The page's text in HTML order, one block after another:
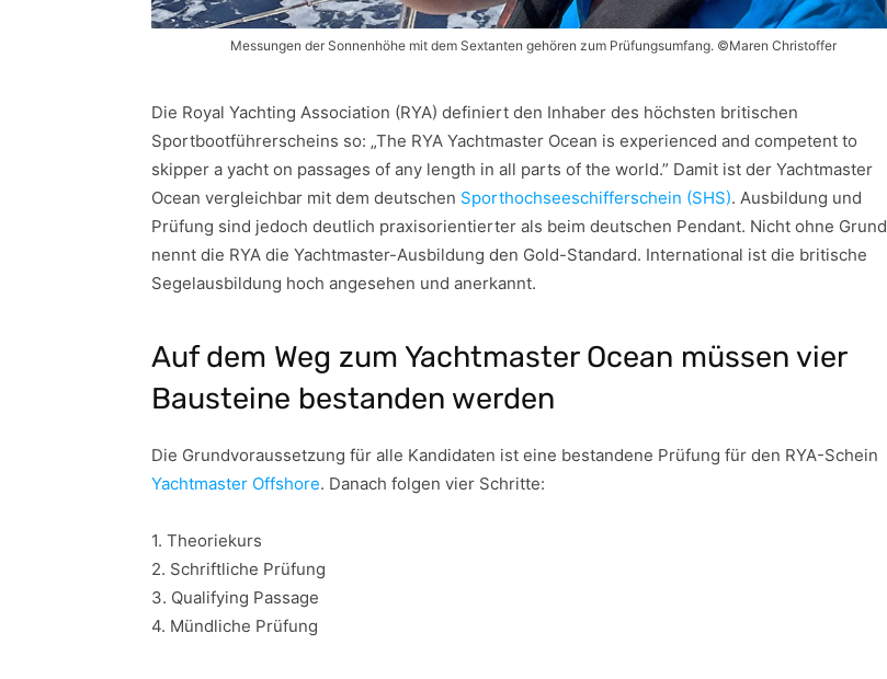
Messungen der Sonnenhöhe mit dem Sextanten gehören zum Prüfungsumfang. ©Maren Christoffer
Die Royal Yachting Association (RYA) definiert den Inhaber des höchsten britischen
Sportbootführerscheins so: „The RYA Yachtmaster Ocean is experienced and competent to
skipper a yacht on passages of any length in all parts of the world.” Damit ist der Yachtmaster
Ocean vergleichbar mit dem deutschen Sporthochseeschifferschein (SHS). Ausbildung und
Prüfung sind jedoch deutlich praxisorientierter als beim deutschen Pendant. Nicht ohne Grund
nennt die RYA die Yachtmaster-Ausbildung den Gold-Standard. International ist die britische
Segelausbildung hoch angesehen und anerkannt.
Auf dem Weg zum Yachtmaster Ocean müssen vier
Bausteine bestanden werden
Die Grundvoraussetzung für alle Kandidaten ist eine bestandene Prüfung für den RYA-Schein
Yachtmaster Offshore. Danach folgen vier Schritte:
1. Theoriekurs
2. Schriftliche Prüfung
3. Qualifying Passage
4. Mündliche Prüfung